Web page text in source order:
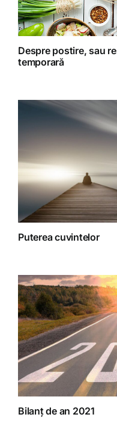
Retete preparate
Retete Raw (nepreparate
Despre postire, sau
temporară
Puterea cuvintelor
Bilanț de an 2021